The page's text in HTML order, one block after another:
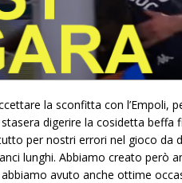
la sconfitta con l’Empoli,
digerire la cosidetta beffa
per nostri errori nel gioco da
lunghi. Abbiamo creato però
avuto anche ottime